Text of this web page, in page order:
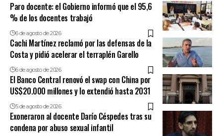
Paro docente: el Gobierno informó que el 95,6
% de los docentes trabajó
6 de agosto de 2026
Cachi Martínez reclamó por las defensas de la
Costa y pidió acelerar el terraplén Garello
6 de agosto de 2026
El Banco Central renovó el swap con China por
US$20.000 millones y lo extendió hasta 2031
5 de agosto de 2026
Exoneraron al docente Darío Céspedes tras su
condena por abuso sexual infantil